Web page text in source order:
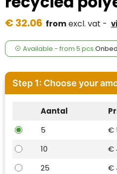
Fresh 'n Rebel
GolfOriginals
James Harvest
Kingcap
MyKit
€ 32.06 fromexcl. vat -
Available - from 5 pcs.
Step 1: Choose your
Aantal
5
€
10
€
25
€